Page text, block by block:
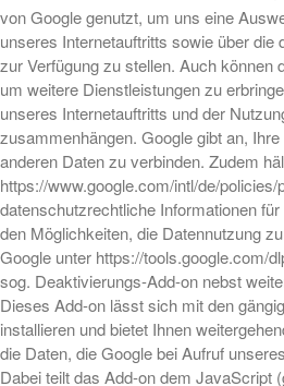
von Google genutzt, um uns eine
unseres Internetauftritts sowie über die
zur Verfügung zu stellen. Auch können
um weitere Dienstleistungen zu
unseres Internetauftritts und der
zusammenhängen. Google gibt an,
anderen Daten zu verbinden. Zudem
https://www.google.com/intl/de/
datenschutzrechtliche Informationen
den Möglichkeiten, die Datennutzung
Google unter https://tools.google.com/
sog. Deaktivierungs-Add-on nebst
Dieses Add-on lässt sich mit den
installieren und bietet Ihnen
die Daten, die Google bei Aufruf
Dabei teilt das Add-on dem JavaScript